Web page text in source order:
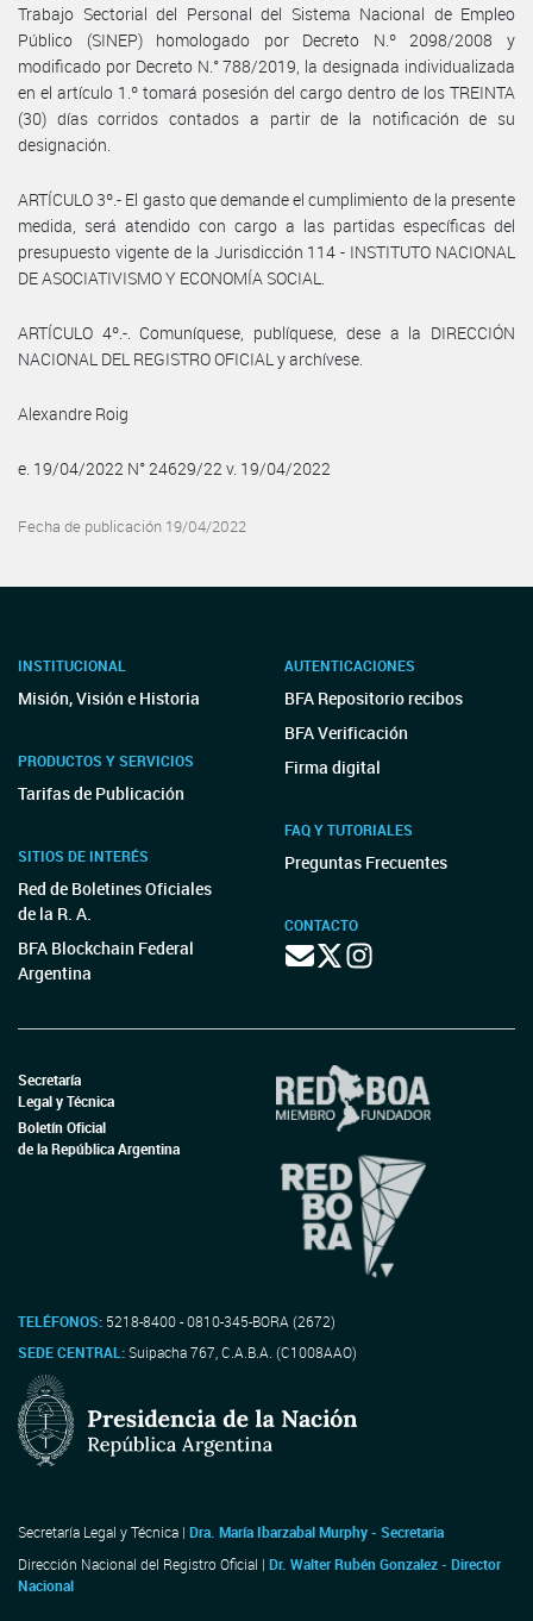
Trabajo Sectorial del Personal del Sistema Nacional de Empleo
Público (SINEP) homologado por Decreto N.º 2098/2008 y
modificado por Decreto N.° 788/2019, la designada individualizada
en el artículo 1.º tomará posesión del cargo dentro de los TREINTA
(30) días corridos contados a partir de la notificación de su
designación.
ARTÍCULO 3º.- El gasto que demande el cumplimiento de la presente
medida, será atendido con cargo a las partidas específicas del
presupuesto vigente de la Jurisdicción 114 - INSTITUTO NACIONAL
DE ASOCIATIVISMO Y ECONOMÍA SOCIAL.
ARTÍCULO 4º.-. Comuníquese, publíquese, dese a la DIRECCIÓN
NACIONAL DEL REGISTRO OFICIAL y archívese.
Alexandre Roig
e. 19/04/2022 N° 24629/22 v. 19/04/2022
Fecha de publicación 19/04/2022
INSTITUCIONAL
Misión, Visión e Historia
PRODUCTOS Y SERVICIOS
Tarifas de Publicación
SITIOS DE INTERÉS
Red de Boletines Oficiales
de la R. A.
BFA Blockchain Federal
Argentina
AUTENTICACIONES
BFA Repositorio recibos
BFA Verificación
Firma digital
FAQ Y TUTORIALES
Preguntas Frecuentes
CONTACTO
Secretaría
Legal y Técnica
Boletín Oficial
de la República Argentina
TELÉFONOS: 5218-8400 - 0810-345-BORA (2672)
SEDE CENTRAL:Suipacha 767, C.A.B.A. (C1008AAO)
Secretaría Legal y Técnica | Dra. María Ibarzabal Murphy - Secretaria
Dirección Nacional del Registro Oficial | Dr. Walter Rubén Gonzalez - Director
Nacional